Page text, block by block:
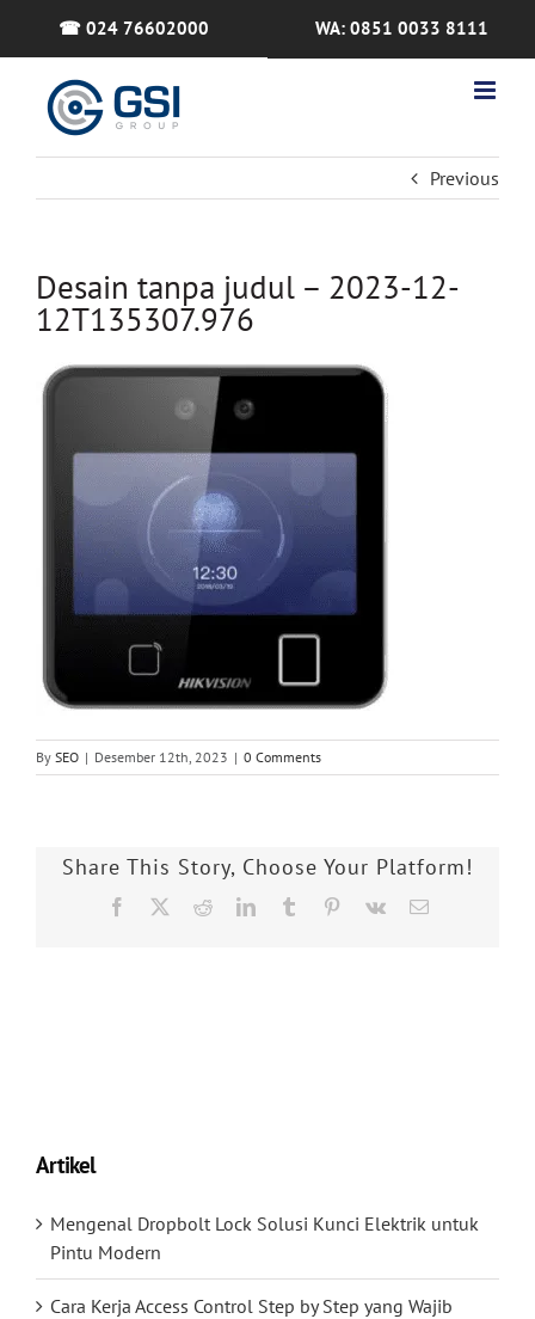
☎ 024 76602000 WA: 0851 0033 8111
Previous
Desain tanpa judul – 2023-12-
12T135307.976
By SEO | Desember 12th, 2023 | 0 Comments
Share This Story, Choose Your Platform!
Facebook RedditLinkedInTumblr Pinterest
Vk Email
Artikel
Mengenal Dropbolt Lock Solusi Kunci Elektrik untuk
Pintu Modern
Cara Kerja Access Control Step by Step yang Wajib